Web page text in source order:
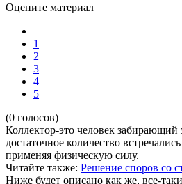
Оцените материал
1
2
3
4
5
(0 голосов)
Коллектор-это человек
достаточное количество
применяя физическую силу.
Читайте также: Решение споров со
Ниже будет описано как же, все-